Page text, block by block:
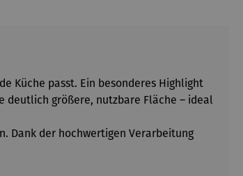
Küche passt. Ein besonderes Highlight
deutlich größere, nutzbare Fläche – ideal
Dank der hochwertigen Verarbeitung